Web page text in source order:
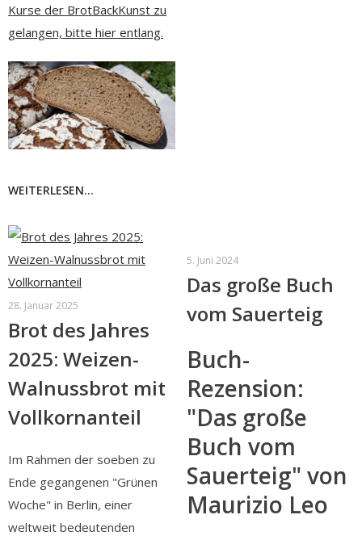
Kurse der BrotBackKunst zu
gelangen, bitte hier entlang.
WEITERLESEN...
28. Januar 2025
Brot des Jahres
2025: Weizen-
Walnussbrot mit
Vollkornanteil
Im Rahmen der soeben zu
Ende gegangenen "Grünen
Woche" in Berlin, einer
weltweit bedeutenden
5. Juni 2024
Das große Buch
vom Sauerteig
Buch-
Rezension:
"Das große
Buch vom
Sauerteig" von
Maurizio Leo